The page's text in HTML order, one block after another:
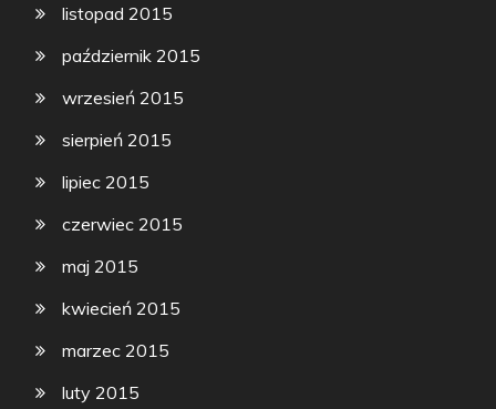
listopad 2015
październik 2015
wrzesień 2015
sierpień 2015
lipiec 2015
czerwiec 2015
maj 2015
kwiecień 2015
marzec 2015
luty 2015